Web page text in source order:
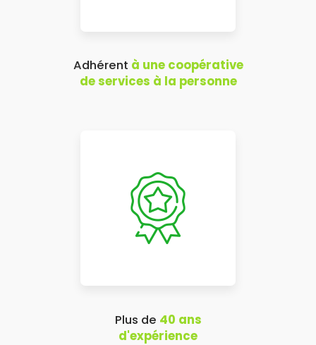
Adhérent à une coopérative
de services à la personne
Plus de 40 ans
d'expérience